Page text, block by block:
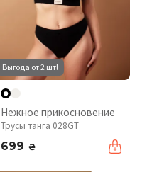
Выгода от 2 шт!
Нежное прикосновение
Трусы танга 028GT
699 ₴